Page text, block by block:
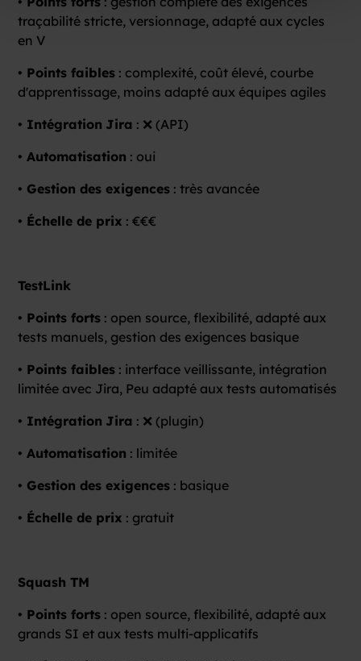
traçabilité stricte, versionnage, adapté aux cycles
en V
• Points faibles : complexité, coût élevé, courbe
d'apprentissage, moins adapté aux équipes agiles
• Intégration Jira : ❌ (API)
• Automatisation : oui
• Gestion des exigences : très avancée
• Échelle de prix : €€€
TestLink
• Points forts : open source, flexibilité, adapté aux
tests manuels, gestion des exigences basique
• Points faibles : interface veillissante, intégration
limitée avec Jira, Peu adapté aux tests automatisés
• Intégration Jira : ❌ (plugin)
• Automatisation : limitée
• Gestion des exigences : basique
• Échelle de prix : gratuit
Squash TM
• Points forts : open source, flexibilité, adapté aux
grands SI et aux tests multi-applicatifs